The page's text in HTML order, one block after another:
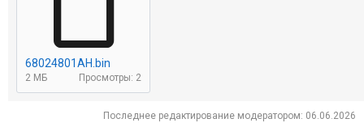
68024801AH.bin
2 МБ Просмотры: 2
Последнее редактирование модератором: 06.06.2026